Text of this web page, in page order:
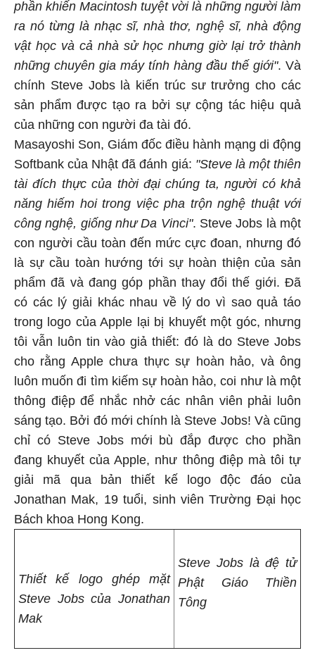
phần khiến Macintosh tuyệt vời là những người làm
ra nó từng là nhạc sĩ, nhà thơ, nghệ sĩ, nhà động
vật học và cả nhà sử học nhưng giờ lại trở thành
những chuyên gia máy tính hàng đầu thế giới". Và
chính Steve Jobs là kiến trúc sư trưởng cho các
sản phẩm được tạo ra bởi sự cộng tác hiệu quả
của những con người đa tài đó.
Masayoshi Son, Giám đốc điều hành mạng di động
Softbank của Nhật đã đánh giá: "Steve là một thiên
tài đích thực của thời đại chúng ta, người có khả
năng hiếm hoi trong việc pha trộn nghệ thuật với
công nghệ, giống như Da Vinci". Steve Jobs là một
con người cầu toàn đến mức cực đoan, nhưng đó
là sự cầu toàn hướng tới sự hoàn thiện của sản
phẩm đã và đang góp phần thay đổi thế giới. Đã
có các lý giải khác nhau về lý do vì sao quả táo
trong logo của Apple lại bị khuyết một góc, nhưng
tôi vẫn luôn tin vào giả thiết: đó là do Steve Jobs
cho rằng Apple chưa thực sự hoàn hảo, và ông
luôn muốn đi tìm kiếm sự hoàn hảo, coi như là một
thông điệp để nhắc nhở các nhân viên phải luôn
sáng tạo. Bởi đó mới chính là Steve Jobs! Và cũng
chỉ có Steve Jobs mới bù đắp được cho phần
đang khuyết của Apple, như thông điệp mà tôi tự
giải mã qua bản thiết kế logo độc đáo của
Jonathan Mak, 19 tuổi, sinh viên Trường Đại học
Bách khoa Hong Kong.
Thiết kế logo ghép mặt
Steve Jobs của Jonathan
Mak
Steve Jobs là đệ tử
Phật Giáo Thiền
Tông